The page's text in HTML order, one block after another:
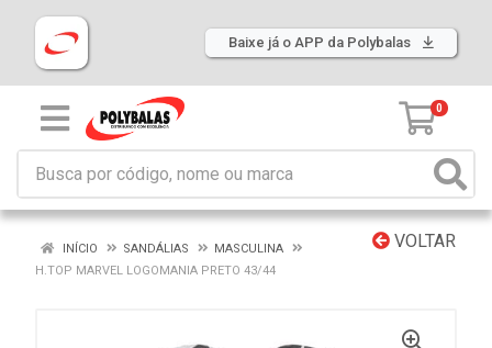
Baixe já o APP da Polybalas
0
VOLTAR
INÍCIO SANDÁLIAS
MASCULINA
H.TOP MARVEL LOGOMANIA PRETO 43/44